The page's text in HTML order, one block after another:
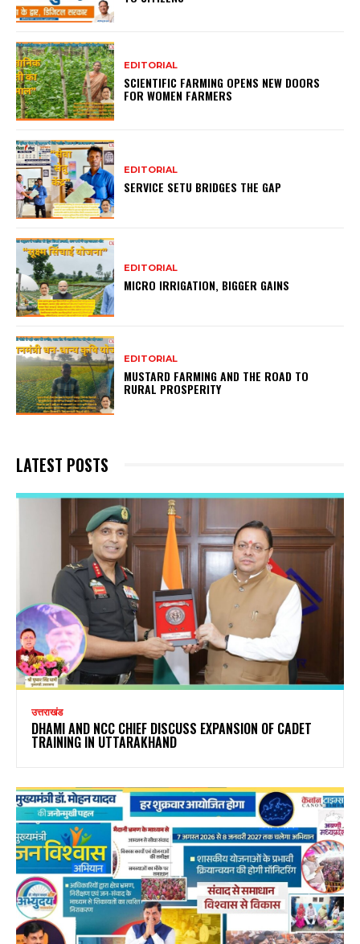
EDITORIAL
SCIENTIFIC FARMING OPENS NEW DOORS
FOR WOMEN FARMERS
EDITORIAL
SERVICE SETU BRIDGES THE GAP
EDITORIAL
MICRO IRRIGATION, BIGGER GAINS
EDITORIAL
MUSTARD FARMING AND THE ROAD TO
RURAL PROSPERITY
LATEST POSTS
उत्तराखंड
DHAMI AND NCC CHIEF DISCUSS EXPANSION OF CADET
TRAINING IN UTTARAKHAND